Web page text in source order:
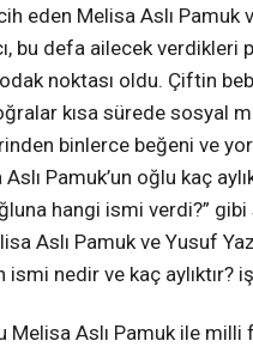
eden Melisa Aslı Pamuk
bu defa ailecek verdikleri
odak noktası oldu. Çiftin
kısa sürede sosyal
binlerce beğeni ve
Pamuk’un oğlu kaç
oğluna hangi ismi verdi?”
Aslı Pamuk ve Yusuf
ismi nedir ve kaç aylıktır?
Melisa Aslı Pamuk ile